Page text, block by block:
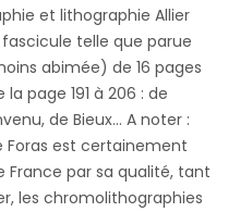
et lithographie Allier
fascicule telle que parue
abimée) de 16 pages
page 191 à 206 : de
de Bieux... A noter :
Foras est certainement
France par sa qualité, tant
les chromolithographies